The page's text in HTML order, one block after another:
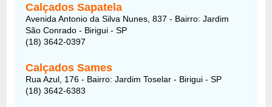
Calçados Sapatela
Avenida Antonio da Silva Nunes, 837 - Bairro: Jardim
São Conrado - Birigui - SP
(18) 3642-0397
Calçados Sames
Rua Azul, 176 - Bairro: Jardim Toselar - Birigui - SP
(18) 3642-6383